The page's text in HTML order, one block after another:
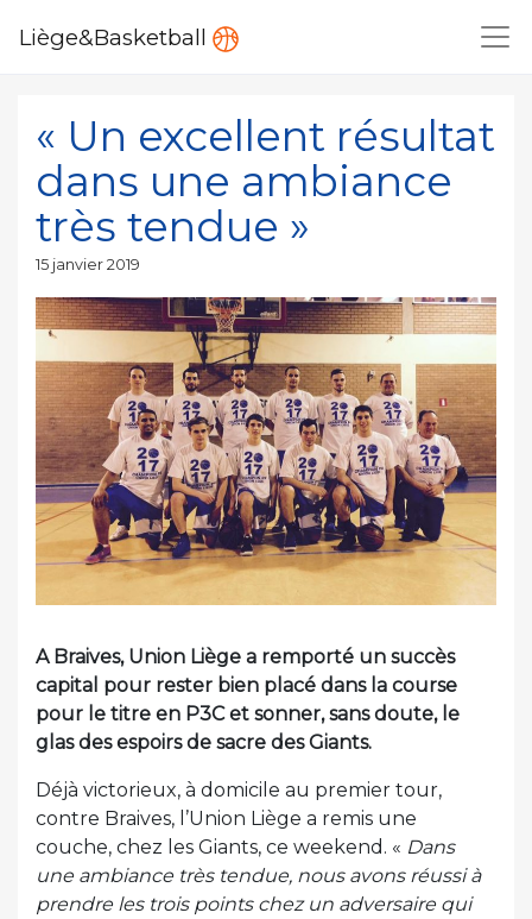
Liège&Basketball
« Un excellent résultat
dans une ambiance
très tendue »
Publié
15 janvier 2019
A Braives, Union Liège a remporté un succès
capital pour rester bien placé dans la course
pour le titre en P3C et sonner, sans doute, le
glas des espoirs de sacre des Giants.
Déjà victorieux, à domicile au premier tour,
contre Braives, l’Union Liège a remis une
couche, chez les Giants, ce weekend. « Dans
une ambiance très tendue, nous avons réussi à
prendre les trois points chez un adversaire qui